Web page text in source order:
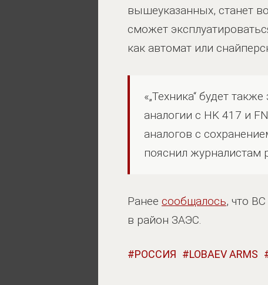
вышеуказанных, станет
сможет
как автомат или
«„Техника“ будет
аналогии с HK 417 и
аналогов с
пояснил журналистам
Ранее сообщалось, что
в район ЗАЭС.
РОССИЯ LOBAEV ARMS